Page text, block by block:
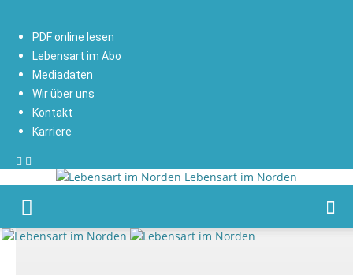
PDF online lesen
Lebensart im Abo
Mediadaten
Wir über uns
Kontakt
Karriere
Lebensart im Norden